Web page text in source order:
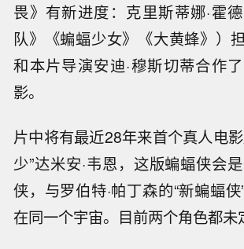
畏》有新进度：克里斯蒂娜·霍
队》《蝙蝠少女》《大黄蜂》）
和本片导演安迪·穆斯切蒂合作
影。
片中将有最近28年来首个真人电
少”达米安·韦恩，这版蝙蝠侠会
侠，与罗伯特·帕丁森的“新蝙蝠
在同一个宇宙。目前两个角色都未